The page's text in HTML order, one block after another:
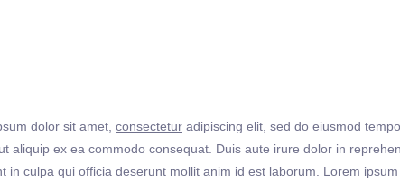
dolor sit amet, consectetur adipiscing elit, sed do eiusmod
aliquip ex ea commodo consequat. Duis aute irure dolor in
culpa qui officia deserunt mollit anim id est laborum. Lorem